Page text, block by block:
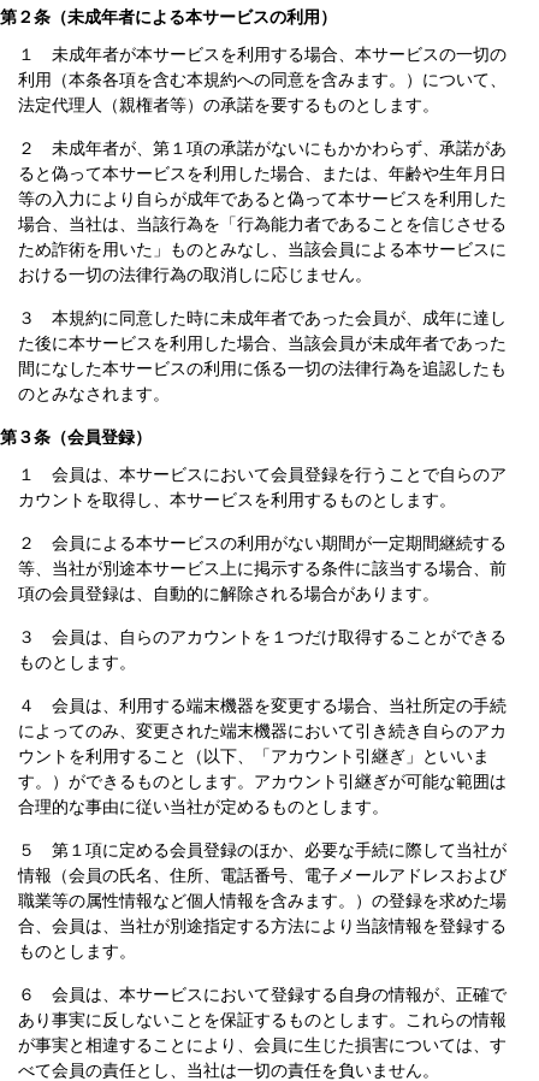
第２条（未成年者による本サービスの利用）
１ 未成年者が本サービスを利用する場合、本サービスの一切の
利用（本条各項を含む本規約への同意を含みます。）について、
法定代理人（親権者等）の承諾を要するものとします。
２ 未成年者が、第１項の承諾がないにもかかわらず、承諾があ
ると偽って本サービスを利用した場合、または、年齢や生年月日
等の入力により自らが成年であると偽って本サービスを利用した
場合、当社は、当該行為を「行為能力者であることを信じさせる
ため詐術を用いた」ものとみなし、当該会員による本サービスに
おける一切の法律行為の取消しに応じません。
３ 本規約に同意した時に未成年者であった会員が、成年に達し
た後に本サービスを利用した場合、当該会員が未成年者であった
間になした本サービスの利用に係る一切の法律行為を追認したも
のとみなされます。
第３条（会員登録）
１ 会員は、本サービスにおいて会員登録を行うことで自らのア
カウントを取得し、本サービスを利用するものとします。
２ 会員による本サービスの利用がない期間が一定期間継続する
等、当社が別途本サービス上に掲示する条件に該当する場合、前
項の会員登録は、自動的に解除される場合があります。
３ 会員は、自らのアカウントを１つだけ取得することができる
ものとします。
４ 会員は、利用する端末機器を変更する場合、当社所定の手続
によってのみ、変更された端末機器において引き続き自らのアカ
ウントを利用すること（以下、「アカウント引継ぎ」といいま
す。）ができるものとします。アカウント引継ぎが可能な範囲は
合理的な事由に従い当社が定めるものとします。
５ 第１項に定める会員登録のほか、必要な手続に際して当社が
情報（会員の氏名、住所、電話番号、電子メールアドレスおよび
職業等の属性情報など個人情報を含みます。）の登録を求めた場
合、会員は、当社が別途指定する方法により当該情報を登録する
ものとします。
６ 会員は、本サービスにおいて登録する自身の情報が、正確で
あり事実に反しないことを保証するものとします。これらの情報
が事実と相違することにより、会員に生じた損害については、す
べて会員の責任とし、当社は一切の責任を負いません。